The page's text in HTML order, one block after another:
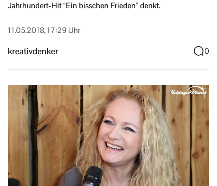
Jahrhundert-Hit “Ein bisschen Frieden” denkt.
11.05.2018, 17:29 Uhr
kreativdenker 0